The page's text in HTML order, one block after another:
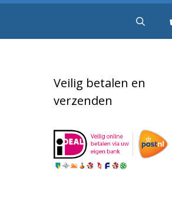
Veilig betalen en
verzenden